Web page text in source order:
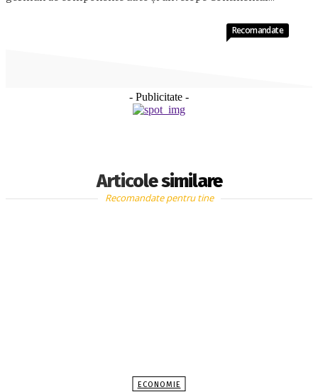
- Publicitate -
Articole similare
Recomandate
Recomandate pentru tine
ECONOMIE